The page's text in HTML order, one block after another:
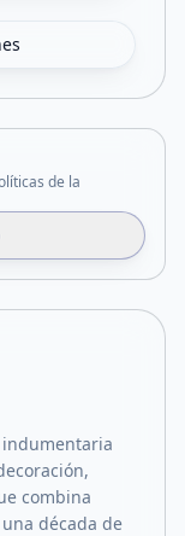
de la
indumentaria
combina
década de